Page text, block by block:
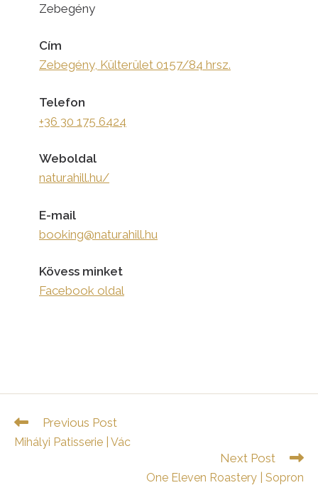
Zebegény
Cím
Zebegény, Külterület 0157/84 hrsz.
Telefon
+36 30 175 6424
Weboldal
naturahill.hu/
E-mail
booking@naturahill.hu
Kövess minket
Facebook oldal
Read
articles
Previous Post
Mihályi Patisserie | Vác
Next Post
One Eleven Roastery | Sopron